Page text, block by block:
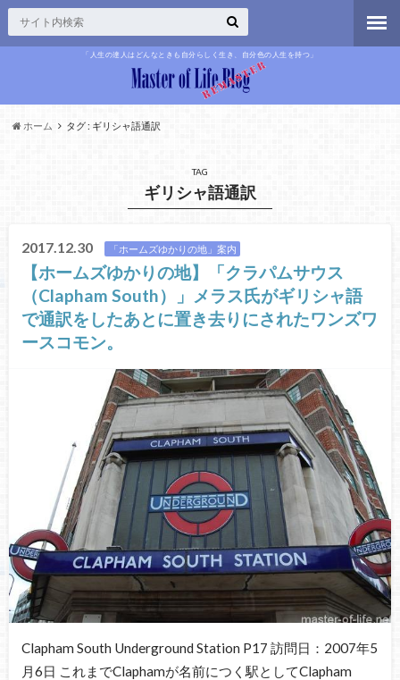
「人生の達人はどんなときも自分らしく生き、自分色の人生を持つ」
ホーム タグ : ギリシャ語通訳
TAG
ギリシャ語通訳
2017.12.30 「ホームズゆかりの地」案内
【ホームズゆかりの地】「クラパムサウス
（Clapham South）」メラス氏がギリシャ語
で通訳をしたあとに置き去りにされたワンズワ
ースコモン。
Clapham South Underground Station P17 訪問日：2007年5
月6日 これまでClaphamが名前につく駅としてClapham